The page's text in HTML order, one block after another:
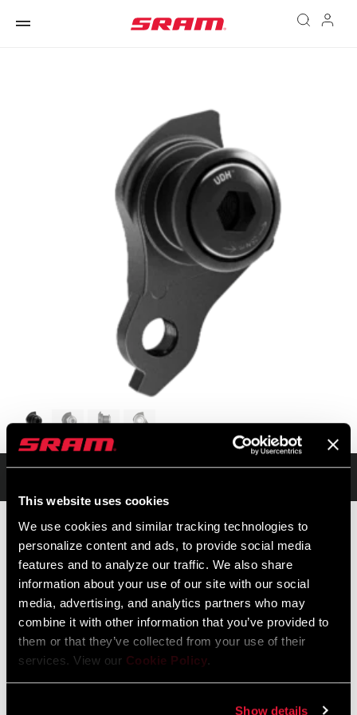
This website uses cookies
We use cookies and similar tracking technologies to
personalize content and ads, to provide social media
features and to analyze our traffic. We also share
information about your use of our site with our social
media, advertising, and analytics partners who may
combine it with other information that you’ve provided to
them or that they’ve collected from your use of their
services. View our Cookie Policy.
Show details
UVP
$20
MODELL ID
AC-DRHG-UDH-A1